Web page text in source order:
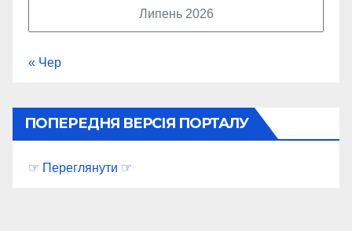
Липень 2026
« Чер
ПОПЕРЕДНЯ ВЕРСІЯ ПОРТАЛУ
☞ Переглянути ☞